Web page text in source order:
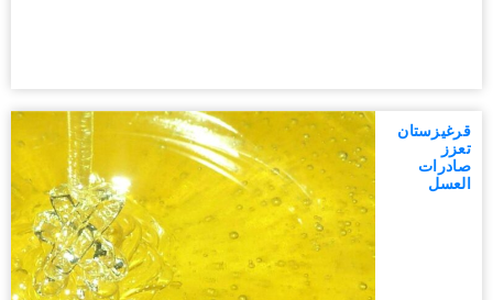
قرغيزستان
تعزز
صادرات
العسل